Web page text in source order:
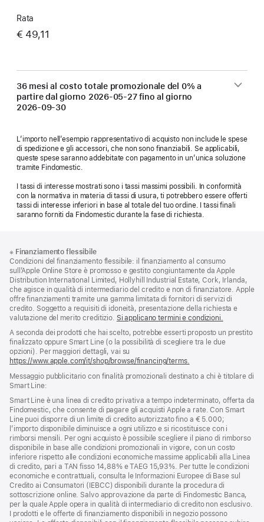
Rata
€ 49,11
36 mesi al costo totale promozionale del 0% a
partire dal giorno 2026-05-27fino al giorno
2026-09-30
L’importo nell’esempio rappresentativo di acquisto non include le spese
di spedizione e gli accessori, che non sono finanziabili. Se applicabili,
queste spese saranno addebitate con pagamento in un’unica soluzione
tramite Findomestic.
I tassi di interesse mostrati sono i tassi massimi possibili. In conformità
con la normativa in materia di tassi di usura, ti potrebbero essere offerti
tassi di interesse inferiori in base al totale del tuo ordine. I tassi finali
saranno forniti da Findomestic durante la fase di richiesta.
di
pagina
a
piè
di
pagina
※ Finanziamento flessibile
Condizioni del finanziamento flessibile: il finanziamento al consumo
sull’Apple Online Store è promosso e gestito congiuntamente da Apple
Distribution International Limited, Hollyhill Industrial Estate, Cork, Irlanda,
che agisce in qualità di intermediario del credito e non di finanziatore. Apple
offre finanziamenti tramite una gamma limitata di fornitori di servizi di
credito. Soggetto a requisiti di idoneità, presentazione della richiesta e
valutazione del merito creditizio. Si applicano termini e condizioni.
A seconda dei prodotti che hai scelto, potrebbe esserti proposto un prestito
finalizzato oppure Smart Line (o la possibilità di scegliere tra le due
opzioni). Per maggiori dettagli, vai su
https://www.apple.com/it/shop/browse/financing/terms.
Messaggio pubblicitario con finalità promozionali destinato a chi è titolare di
Smart Line:
Smart Line è una linea di credito privativa a tempo indeterminato, offerta da
Findomestic, che consente di pagare gli acquisti Apple a rate. Con Smart
Line puoi disporre di un limite di credito autorizzato fino a € 5.000;
l’importo disponibile diminuisce a ogni utilizzo e si ricostituisce con i
rimborsi mensili. Per ogni acquisto è possibile scegliere il piano di rimborso
disponibile in base alle condizioni promozionali in vigore, con un costo
inferiore rispetto alle condizioni economiche massime applicabili alla Linea
di credito, pari a TAN fisso 14,88% e TAEG 15,93%. Per tutte le condizioni
economiche e contrattuali, consulta le Informazioni Europee di Base sul
Credito ai Consumatori (IEBCC) disponibili durante la procedura di
sottoscrizione online. Salvo approvazione da parte di Findomestic Banca,
per la quale Apple opera in qualità di intermediario di credito non esclusivo.
I prodotti e le offerte di finanziamento disponibili in negozio possono